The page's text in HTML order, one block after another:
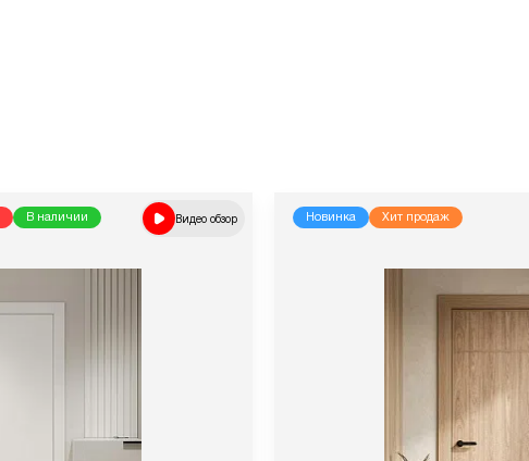
В наличии Видео обзор Новинка Хит продаж